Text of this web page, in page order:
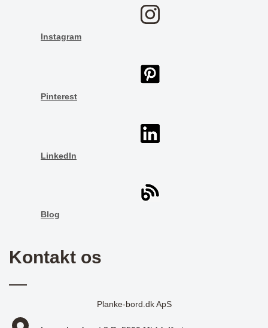
Instagram
Pinterest
LinkedIn
Blog
Kontakt os
Planke-bord.dk ApS